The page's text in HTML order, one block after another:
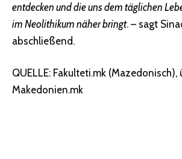
entdecken und die uns dem täglichen
im Neolithikum näher bringt. – sagt
abschließend.
QUELLE: Fakulteti.mk
Makedonien.mk